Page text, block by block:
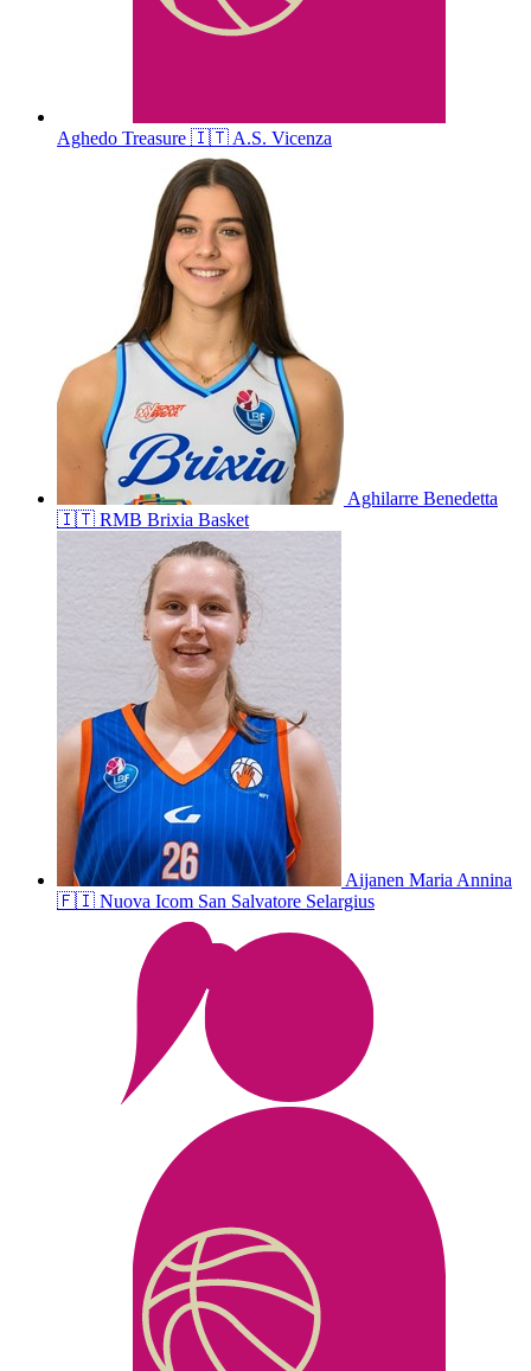
Aghedo Treasure 🇮🇹A.S. Vicenza
Aghilarre Benedetta
🇮🇹 RMB Brixia Basket
Aijanen Maria Annina
🇫🇮 Nuova Icom San Salvatore Selargius